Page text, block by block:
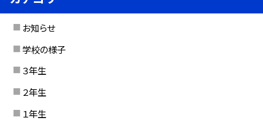
お知らせ
学校の様子
３年生
２年生
１年生